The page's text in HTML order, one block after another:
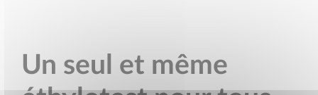
Un seul et même